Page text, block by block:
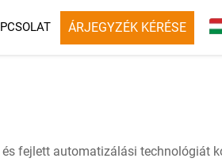
ÁRJEGYZÉK KÉRÉSE
fejlett automatizálási technológiát